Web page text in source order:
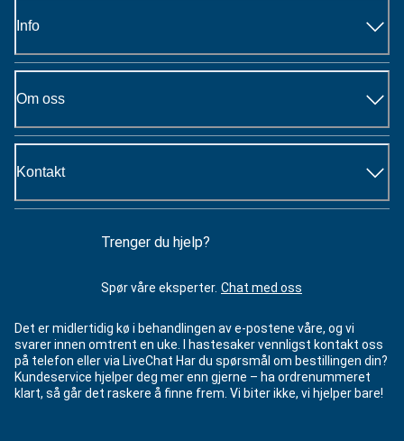
Info
Om oss
Kontakt
Trenger du hjelp?
Spør våre eksperter. Chat med oss
Det er midlertidig kø i behandlingen av e-postene våre, og vi
svarer innen omtrent en uke. I hastesaker vennligst kontakt oss
på telefon eller via LiveChat Har du spørsmål om bestillingen din?
Kundeservice hjelper deg mer enn gjerne – ha ordrenummeret
klart, så går det raskere å finne frem. Vi biter ikke, vi hjelper bare!